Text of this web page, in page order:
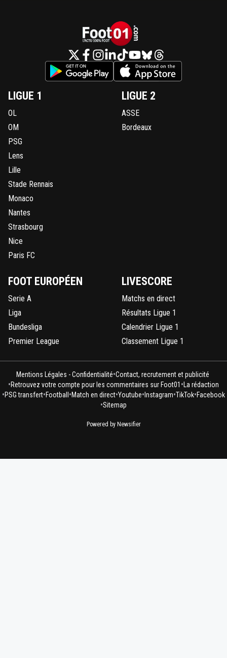
LIGUE 1
OL
OM
PSG
Lens
Lille
Stade Rennais
Monaco
Nantes
Strasbourg
Nice
Paris FC
LIGUE 2
ASSE
Bordeaux
FOOT EUROPÉEN
Serie A
Liga
Bundesliga
Premier League
LIVESCORE
Matchs en direct
Résultats Ligue 1
Calendrier Ligue 1
Classement Ligue 1
Mentions Légales - Confidentialité•Contact, recrutement et publicité
•Retrouvez votre compte pour les commentaires sur Foot01 • La rédaction
•PSG transfert•Football •Match en direct•Youtube• Instagram•TikTok•Facebook
•Sitemap
Powered by Newsifier